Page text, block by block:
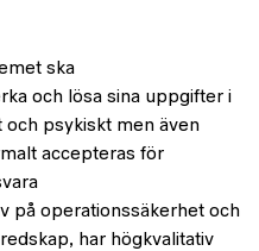
ska
och lösa sina uppgifter i
psykiskt men även
accepteras för
på operationssäkerhet och
har högkvalitativ